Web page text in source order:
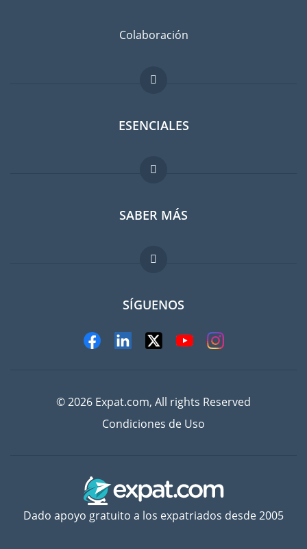
Colaboración
ESENCIALES
Foro para expatriados
Guia para expatriados
Trabajos en el extranjero
SABER MÁS
FAQ
SÍGUENOS
© 2026 Expat.com, All rights Reserved
Condiciones de Uso
Dado apoyo gratuito a los expatriados desde 2005